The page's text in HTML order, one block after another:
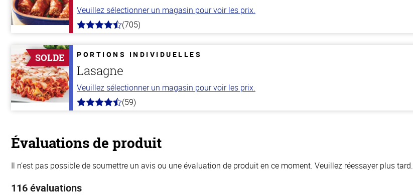
Veuillez sélectionner un magasin pour voir les prix.
4.6
5
stars
(705)
SOLDE PORTIONS INDIVIDUELLES
Lasagne
Veuillez sélectionner un magasin pour voir les prix.
4.3
(59)
Évaluations de produit
Il n’est pas possible de soumettre un avis ou une évaluation de produit en ce moment. Veuillez réessayer plus tard.
116 évaluations